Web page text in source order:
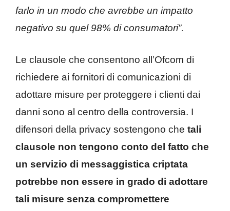
farlo in un modo che avrebbe un impatto
negativo su quel 98% di consumatori”.
Le clausole che consentono all’Ofcom di
richiedere ai fornitori di comunicazioni di
adottare misure per proteggere i clienti dai
danni sono al centro della controversia. I
difensori della privacy sostengono che tali
clausole non tengono conto del fatto che
un servizio di messaggistica criptata
potrebbe non essere in grado di adottare
tali misure senza compromettere